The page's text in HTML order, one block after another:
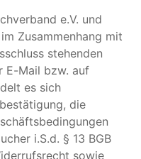
e.V. und
Zusammenhang mit
stehenden
E-Mail bzw. auf
es sich
die
i.S.d. § 13 BGB
sowie